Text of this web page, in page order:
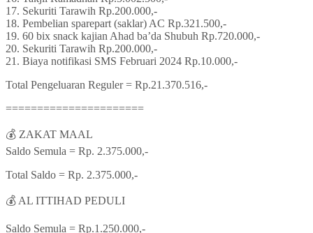
17. Sekuriti Tarawih Rp.200.000,-
18. Pembelian sparepart (saklar) AC Rp.321.500,-
19. 60 bix snack kajian Ahad ba’da Shubuh Rp.720.000,-
20. Sekuriti Tarawih Rp.200.000,-
21. Biaya notifikasi SMS Februari 2024 Rp.10.000,-
Total Pengeluaran Reguler = Rp.21.370.516,-
======================
💰 ZAKAT MAAL
Saldo Semula = Rp. 2.375.000,-
Total Saldo = Rp. 2.375.000,-
💰 AL ITTIHAD PEDULI
Saldo Semula = Rp.1.250.000,-